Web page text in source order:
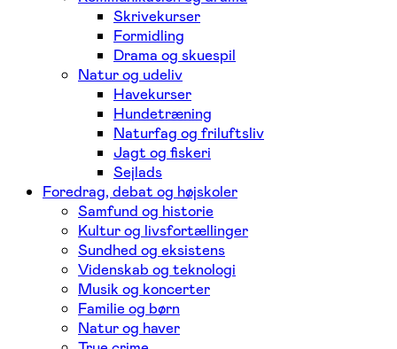
Skrivekurser
Formidling
Drama og skuespil
Natur og udeliv
Havekurser
Hundetræning
Naturfag og friluftsliv
Jagt og fiskeri
Sejlads
Foredrag, debat og højskoler
Samfund og historie
Kultur og livsfortællinger
Sundhed og eksistens
Videnskab og teknologi
Musik og koncerter
Familie og børn
Natur og haver